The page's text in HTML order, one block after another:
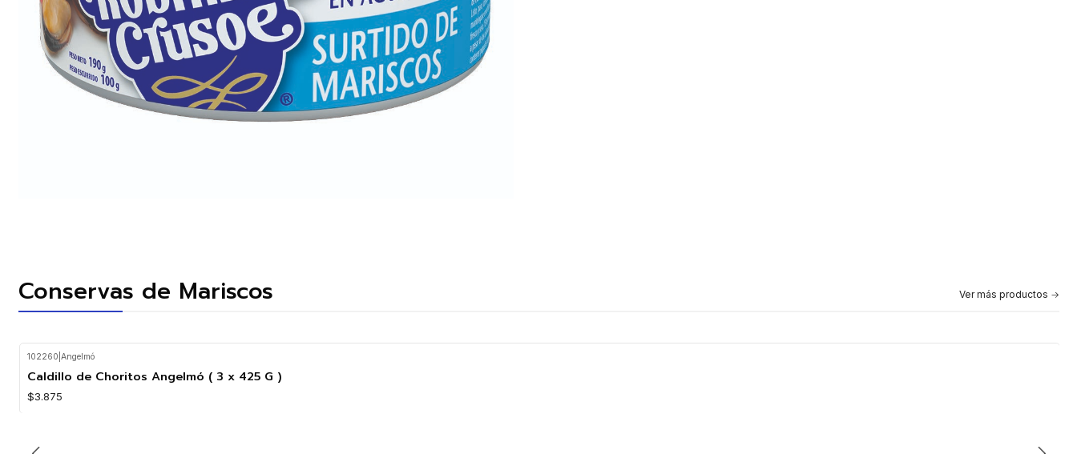
Conservas de Mariscos Ver más productos
102260 Angelmó
Caldillo de Choritos Angelmó ( 3 x 425 G )
$3.875